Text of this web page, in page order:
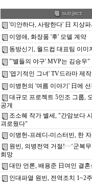
'미안하다, 사랑한다' 日 지상
이영애, 화장품 '후' 모델 계약
동방신기, 월드컵 대표팀 이미
"'별들의 야구' MVP는 김승우"
'엽기적인 그녀' TV드라마 제
이병헌의 '여름 이야기' 日에
대규모 프로젝트 5인조 그룹,
공개
조소혜 작가 별세, "간암보다
괴로웠다"
이병헌-프레디-미스터빈, 한
원빈, 의병전역 거절!···‘군복
희망
대만 언론, 배용준 日여인 결혼
인대파열 원빈, 전역조치 1~2